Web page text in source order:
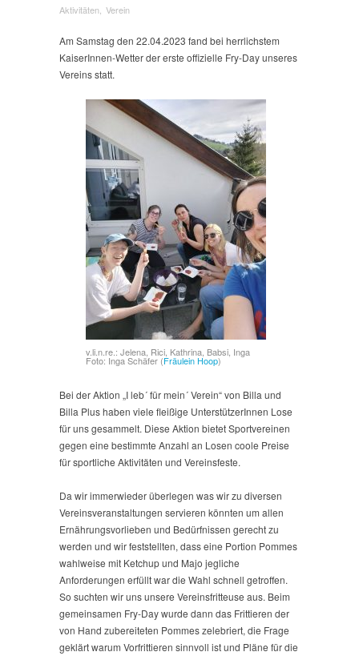
Fry-
Day
Hoopdance
Aktivitäten, Verein
Am Samstag den 22.04.2023 fand bei herrlichstem
KaiserInnen-Wetter der erste offizielle Fry-Day unseres
Vereins statt.
v.li.n.re.: Jelena, Rici, Kathrina, Babsi, Inga
Foto: Inga Schäfer (Fräulein Hoop)
Bei der Aktion „I leb´ für mein´ Verein“ von Billa und
Billa Plus haben viele fleißige UnterstützerInnen Lose
für uns gesammelt. Diese Aktion bietet Sportvereinen
gegen eine bestimmte Anzahl an Losen coole Preise
für sportliche Aktivitäten und Vereinsfeste.
Da wir immerwieder überlegen was wir zu diversen
Vereinsveranstaltungen servieren könnten um allen
Ernährungsvorlieben und Bedürfnissen gerecht zu
werden und wir feststellten, dass eine Portion Pommes
wahlweise mit Ketchup und Majo jegliche
Anforderungen erfüllt war die Wahl schnell getroffen.
So suchten wir uns unsere Vereinsfritteuse aus. Beim
gemeinsamen Fry-Day wurde dann das Frittieren der
von Hand zubereiteten Pommes zelebriert, die Frage
geklärt warum Vorfrittieren sinnvoll ist und Pläne für die